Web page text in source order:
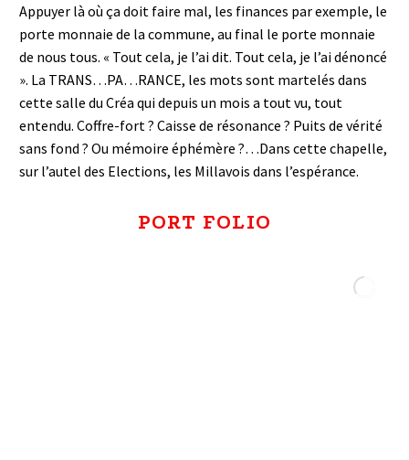
Appuyer là où ça doit faire mal, les finances par exemple, le
porte monnaie de la commune, au final le porte monnaie
de nous tous. « Tout cela, je l’ai dit. Tout cela, je l’ai dénoncé
». La TRANS…PA…RANCE, les mots sont martelés dans
cette salle du Créa qui depuis un mois a tout vu, tout
entendu. Coffre-fort ? Caisse de résonance ? Puits de vérité
sans fond ? Ou mémoire éphémère ?…Dans cette chapelle,
sur l’autel des Elections, les Millavois dans l’espérance.
PORT FOLIO